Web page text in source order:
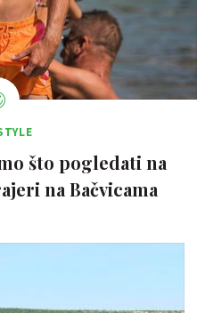
što pogledati na
na Bačvicama